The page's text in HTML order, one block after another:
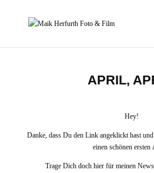
APRIL,
Hey!
Danke, dass Du den Link angeklickt hast
einen schönen ersten
Trage Dich doch hier für meinen